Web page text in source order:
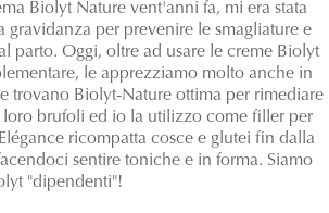
Biolyt Nature vent'anni fa, mi era stata
gravidanza per prevenire le smagliature e
parto. Oggi, oltre ad usare le creme Biolyt
le apprezziamo molto anche in
trovano Biolyt-Nature ottima per rimediare
loro brufoli ed io la utilizzo come filler per
ricompatta cosce e glutei fin dalla
sentire toniche e in forma. Siamo
"dipendenti"!